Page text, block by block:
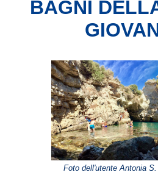
BAGNI
Foto dell'utente Antonia